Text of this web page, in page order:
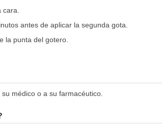
antes de aplicar la segunda gota.
la punta del gotero.
médico o a su farmacéutico.